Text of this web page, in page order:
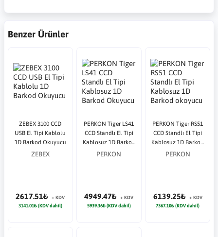
Benzer Ürünler
ZEBEX 3100 CCD
USB El Tipi Kablolu
1D Barkod Okuyucu
ZEBEX
2617.51₺
+ KDV
3141.01₺ (KDV dahil)
PERKON Tiger LS41
CCD Standlı El Tipi
Kablosuz 1D Barkod
Okuyucu
PERKON
4949.47₺
+ KDV
5939.36₺ (KDV dahil)
PERKON Tiger RS51
CCD Standlı El Tipi
Kablosuz 1D Barkod
okoyucu
PERKON
6139.25₺
+ KDV
7367.10₺ (KDV dahil)